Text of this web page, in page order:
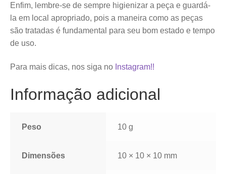
Enfim, lembre-se de sempre higienizar a peça e guardá-
la em local apropriado, pois a maneira como as peças
são tratadas é fundamental para seu bom estado e tempo
de uso.
Para mais dicas, nos siga no Instagram!!
Informação adicional
Peso 10 g
Dimensões 10 × 10 × 10 mm